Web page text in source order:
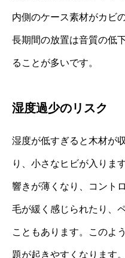
内側のケース素材がカビ
長期間の放置は音質の低
ることが多いです。
湿度過少のリスク
湿度が低すぎると木材が
り、小さなヒビが入りま
響きが薄くなり、コント
毛が緩く感じられたり、
こともあります。このよ
題が起きやすくなります。